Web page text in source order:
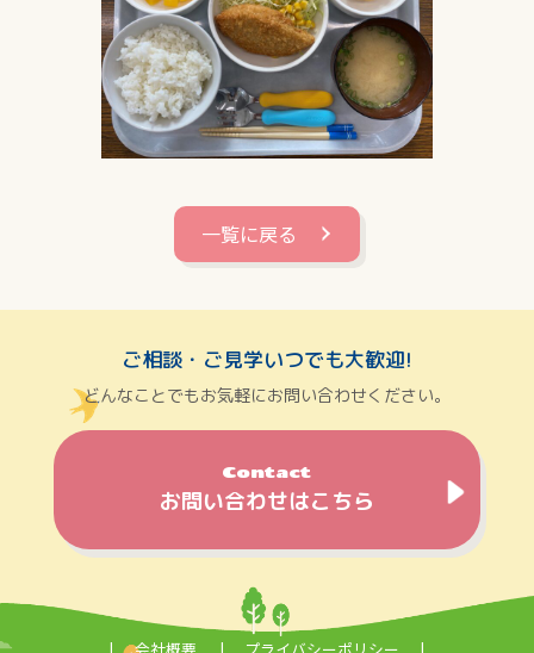
一覧に戻る
ご相談・ご見学いつでも大歓迎!
どんなことでもお気軽にお問い合わせください。
Contact
お問い合わせはこちら